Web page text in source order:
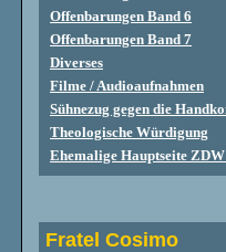
Offenbarungen Band 6
Offenbarungen Band 7
Diverses
Filme / Audioaufnahmen
Sühnezug gegen die
Theologische Würdigung
Ehemalige Hauptseite
Fratel Cosimo